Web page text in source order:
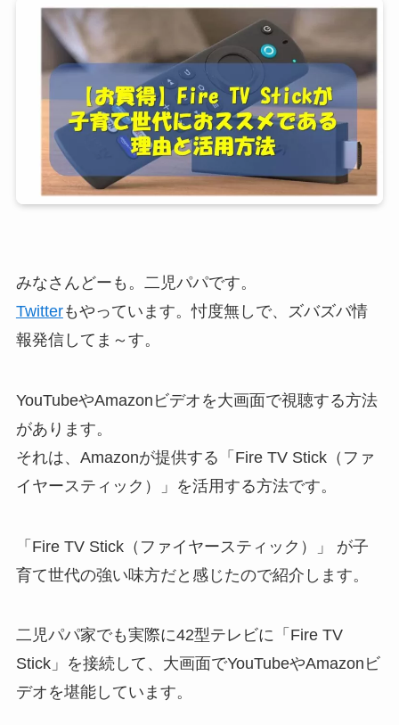
みなさんどーも。二児パパです。
Twitterもやっています。忖度無しで、ズバズバ情
報発信してま～す。
YouTubeやAmazonビデオを大画面で視聴する方法
があります。
それは、Amazonが提供する 「Fire TV Stick（ファ
イヤースティック）」を活用する方法です。
「Fire TV Stick（ファイヤースティック）」 が子
育て世代の強い味方だと感じたので紹介します。
二児パパ家でも実際に42型テレビに「Fire TV
Stick」を接続して、 大画面でYouTubeやAmazonビ
デオを堪能しています。